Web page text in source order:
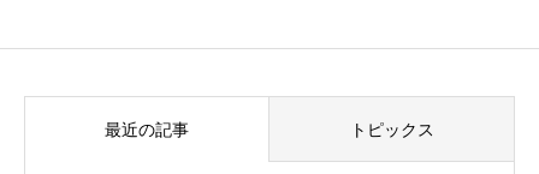
最近の記事 トピックス